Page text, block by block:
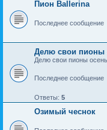
Пион Ballerina
Последнее сообщение
Делю свои пионы
Делю свои пионы
Последнее сообщение
Ответы: 5
Озимый чеснок